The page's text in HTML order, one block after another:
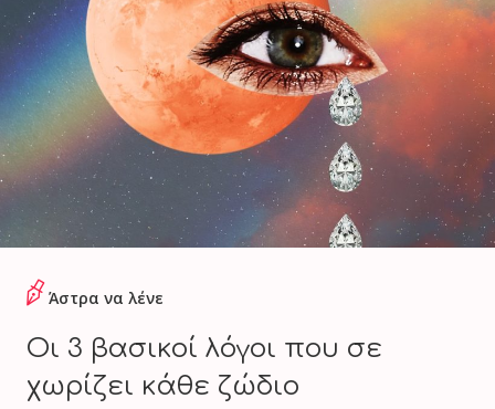
Άστρα να λένε
Οι 3 βασικοί λόγοι που σε
χωρίζει κάθε ζώδιο